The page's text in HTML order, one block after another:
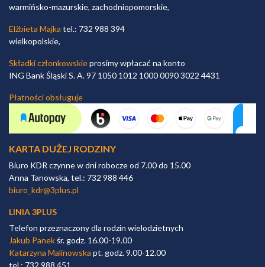
warmińsko-mazurskie, zachodniopomorskie,
Elżbieta Majka tel.: 732 988 394
wielkopolskie,
Składki członkowskieprosimy wpłacać na konto
ING Bank Śląski S. A. 97 1050 1012 1000 0090 3022 4431
Płatności obsługuje
KARTA DUŻEJ RODZINY
Biuro KDR czynne w dni robocze od 7.00 do 15.00
Anna Tanowska, tel.: 732 988 446
biuro_kdr@3plus.pl
LINIA 3PLUS
Telefon przeznaczony dla rodzin wielodzietnych
Jakub Panekśr. godz. 16.00-19.00
Katarzyna Malinowska pt. godz. 9.00-12.00
tel.: 732 988 451